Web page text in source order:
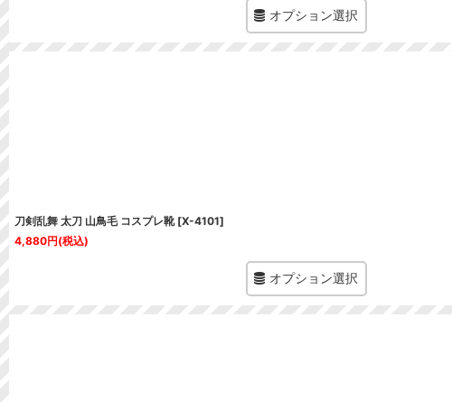
オプション選択
刀剣乱舞 太刀 山鳥毛 コスプレ靴 [X-4101]
4,880円(税込)
オプション選択